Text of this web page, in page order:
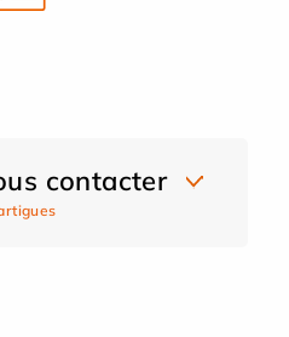
contacter